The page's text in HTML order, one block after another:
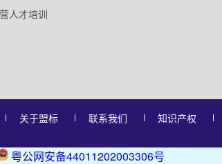
人才培训
关于盟标 联系我们 知识产权
粤公网安备44011202003306号